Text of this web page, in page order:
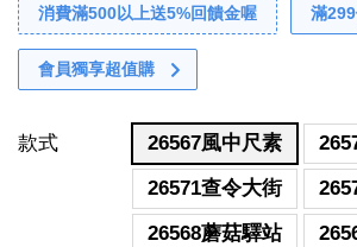
消費滿500以上送5%回饋金喔 滿
會員獨享超值購
款式 26567風中尺素
26571查令大街
26568蘑菇驛站